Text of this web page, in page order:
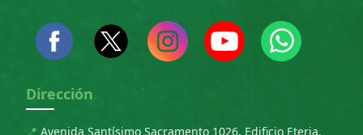
Dirección
📍 Avenida Santísimo Sacramento 1026, Edificio Eteria,